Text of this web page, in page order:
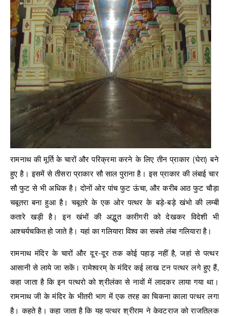
रामनाथ की मूर्ति के चारों और परिक्रमा करने के लिए तीन प्राकार (घेरा) बने
हुए है। इसमें से तीसरा प्राकार सौ साल पुराना है। इस प्राकार की लंबाई चार
सौ फुट से भी अधिक है। दोनों ओर पांच फुट ऊंचा, और करीब आठ फुट चौड़ा
चबूतरा बना हुआ है। चबूतरे के एक ओर पत्थर के बड़े-बड़े खंभो की लम्बी
कतारे खड़ी है। इन खंभों की अद्भुत कारीगरी को देखकर विदेशी भी
आश्चर्यचकित हो जाते है। यहां का गलियारा विश्व का सबसे लंबा गलियारा है।
रामनाथ मंदिर के चारों और दूर-दूर तक कोई पहाड़ नहीं है, जहां से पत्थर
आसानी से लाये जा सकें। रामेश्वरम् के मंदिर कई लाख टन पत्थर लगे हुए हैं,
कहा जाता है कि इन पत्थरो को श्रीलंका से नावों में लादकर लाया गया था।
रामनाथ जी के मंदिर के भीतरी भाग में एक तरह का चिकना काला पत्थर लगा
है। कहते है। कहा जाता है कि यह पत्थर श्रीराम ने केवटराज को राजतिलक